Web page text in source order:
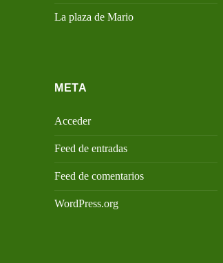
La plaza de Mario
META
Acceder
Feed de entradas
Feed de comentarios
WordPress.org